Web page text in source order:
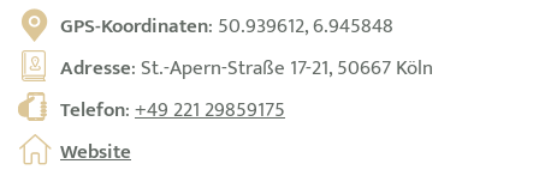
GPS-Koordinaten: 50.939612, 6.945848
Adresse: St.-Apern-Straße 17-21, 50667 Köln
Telefon:+49 221 29859175
Website